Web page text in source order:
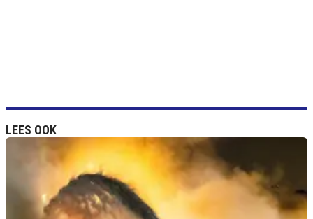
LEES OOK